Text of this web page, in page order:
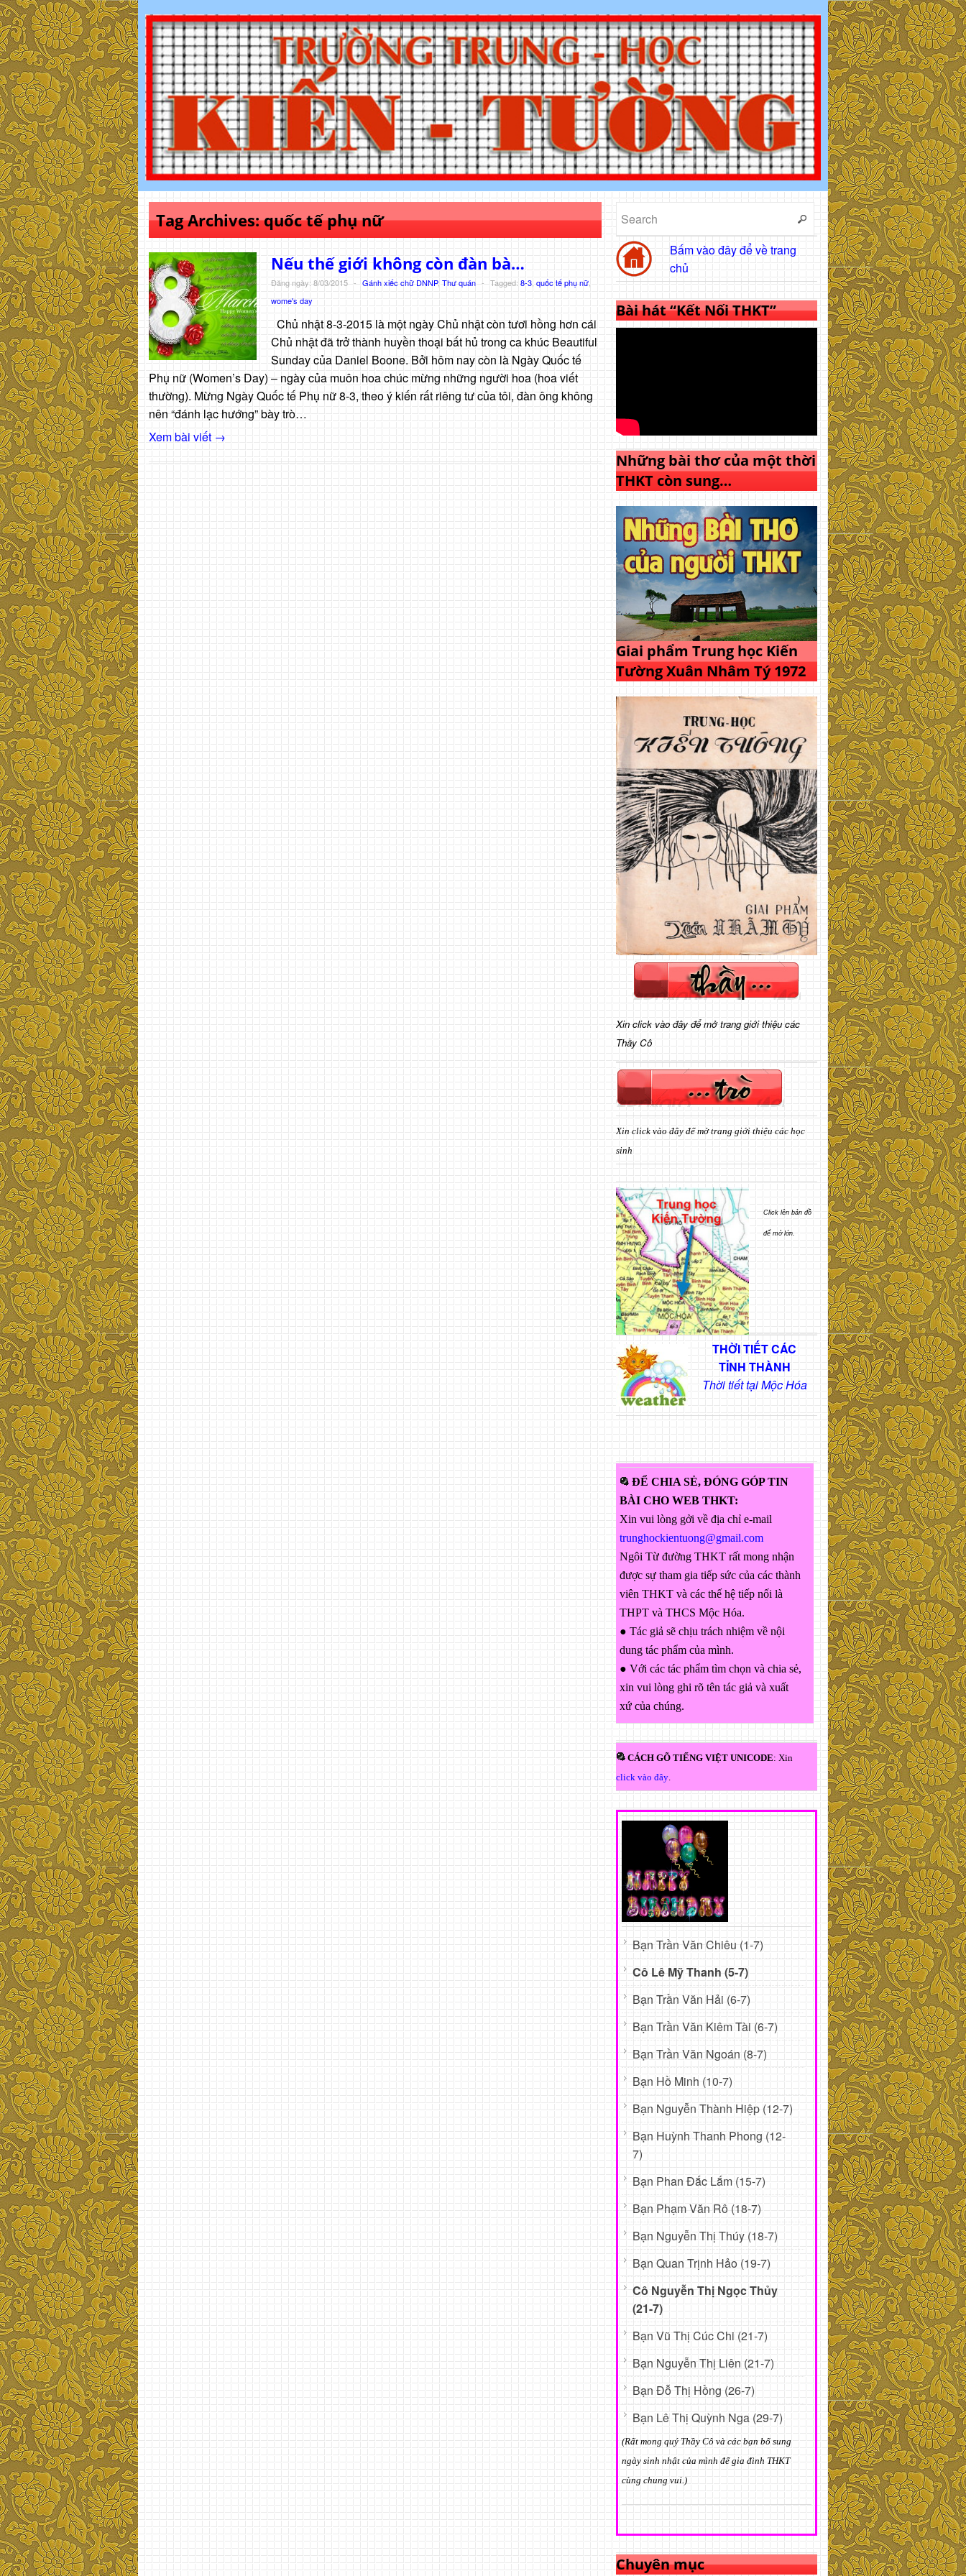
Tag Archives:quốc tế phụ nữ
Nếu thế giới không còn đàn bà…
Đăng ngày: 8/03/2015 - Gánh xiếc chữ DNNP, Thư quán - Tagged: 8-3 quốc tế phụ nữ
wome's day
Chủ nhật 8-3-2015 là một ngày Chủ nhật còn tươi hồng hơn cái
Chủ nhật đã trở thành huyền thoại bất hủ trong ca khúc Beautiful
Sunday của Daniel Boone. Bởi hôm nay còn là Ngày Quốc tế
Phụ nữ (Women’s Day) – ngày của muôn hoa chúc mừng những người hoa (hoa viết
thường). Mừng Ngày Quốc tế Phụ nữ 8-3, theo ý kiến rất riêng tư của tôi, đàn ông không
nên “đánh lạc hướng” bày trò…
Xem bài viết →
Bấm vào đây để về trang
chủ
Bài hát “Kết Nối THKT”
Những bài thơ của một thời
THKT còn sung…
Giai phẩm Trung học Kiến
Tường Xuân Nhâm Tý 1972
Xin click vào đây để mở trang giới thiệu các
Thầy Cô
Xin click vào đây để mở trang giới thiệu các học
sinh
Click lên bản đồ
để mở lớn.
THỜI TIẾT CÁC
TỈNH THÀNH
Thời tiết tại Mộc Hóa
ĐỂ CHIA SẺ, ĐÓNG GÓP TIN
BÀI CHO WEB THKT:
Xin vui lòng gởi về địa chỉ e-mail
trunghockientuong@gmail.com
Ngôi Từ đường THKT rất mong nhận
được sự tham gia tiếp sức của các thành
viên THKT và các thế hệ tiếp nối là
THPT và THCS Mộc Hóa.
● Tác giả sẽ chịu trách nhiệm về nội
dung tác phẩm của mình.
● Với các tác phẩm tìm chọn và chia sẻ,
xin vui lòng ghi rõ tên tác giả và xuất
xứ của chúng.
CÁCH GÕ TIẾNG VIỆT UNICODE: Xin
click vào đây
Bạn Trần Văn Chiêu (1-7)
Cô Lê Mỹ Thanh (5-7)
Bạn Trần Văn Hải (6-7)
Bạn Trần Văn Kiêm Tài (6-7)
Bạn Trần Văn Ngoán (8-7)
Bạn Hồ Minh (10-7)
Bạn Nguyễn Thành Hiệp (12-7)
Bạn Huỳnh Thanh Phong (12-
7)
Bạn Phan Đắc Lắm (15-7)
Bạn Phạm Văn Rô (18-7)
Bạn Nguyễn Thị Thúy (18-7)
Bạn Quan Trịnh Hảo (19-7)
Cô Nguyễn Thị Ngọc Thủy
(21-7)
Bạn Vũ Thị Cúc Chi (21-7)
Bạn Nguyễn Thị Liên (21-7)
Bạn Đỗ Thị Hồng (26-7)
Bạn Lê Thị Quỳnh Nga (29-7)
(Rất mong quý Thầy Cô và các bạn bổ sung
ngày sinh nhật của mình để gia đình THKT
cùng chung vui.)
Chuyên mục